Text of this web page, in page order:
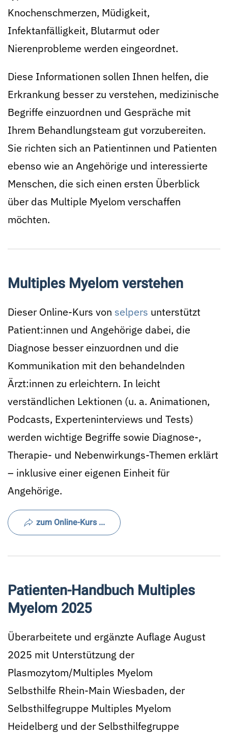
Knochenschmerzen, Müdigkeit,
Infektanfälligkeit, Blutarmut oder
Nierenprobleme werden eingeordnet.
Diese Informationen sollen Ihnen helfen, die
Erkrankung besser zu verstehen, medizinische
Begriffe einzuordnen und Gespräche mit
Ihrem Behandlungsteam gut vorzubereiten.
Sie richten sich an Patientinnen und Patienten
ebenso wie an Angehörige und interessierte
Menschen, die sich einen ersten Überblick
über das Multiple Myelom verschaffen
möchten.
Multiples Myelom verstehen
Dieser Online-Kurs von selpers unterstützt
Patient:innen und Angehörige dabei, die
Diagnose besser einzuordnen und die
Kommunikation mit den behandelnden
Ärzt:innen zu erleichtern. In leicht
verständlichen Lektionen (u. a. Animationen,
Podcasts, Experteninterviews und Tests)
werden wichtige Begriffe sowie Diagnose-,
Therapie- und Nebenwirkungs-Themen erklärt
– inklusive einer eigenen Einheit für
Angehörige.
zum Online-Kurs ...
Patienten-Handbuch Multiples
Myelom 2025
Überarbeitete und ergänzte Auflage August
2025 mit Unterstützung der
Plasmozytom/Multiples Myelom
Selbsthilfe Rhein-Main Wiesbaden, der
Selbsthilfegruppe Multiples Myelom
Heidelberg und der Selbsthilfegruppe